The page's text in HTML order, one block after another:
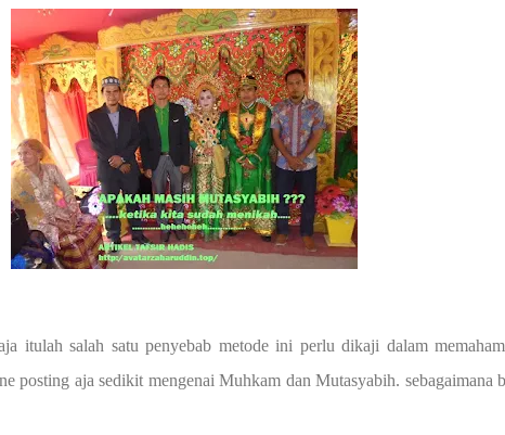
itulah salah satu penyebab metode ini perlu dikaji dalam
posting aja sedikit mengenai Muhkam dan Mutasyabih. sebagaimana